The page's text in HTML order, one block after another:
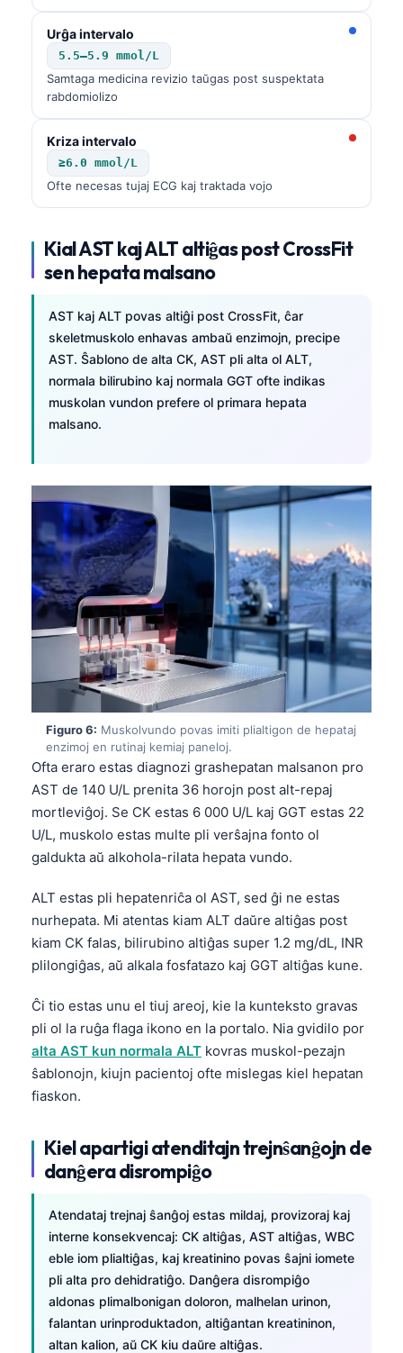
Urĝa intervalo
5.5–5.9 mmol/L
Samtaga medicina revizio taŭgas post suspektata
rabdomiolizo
Kriza intervalo
≥6.0 mmol/L
Ofte necesas tujaj ECG kaj traktada vojo
Kial AST kaj ALT altiĝas post CrossFit
sen hepata malsano
AST kaj ALT povas altiĝi post CrossFit, ĉar
skeletmuskolo enhavas ambaŭ enzimojn, precipe
AST. Ŝablono de alta CK, AST pli alta ol ALT,
normala bilirubino kaj normala GGT ofte indikas
muskolan vundon prefere ol primara hepata
malsano.
Figuro 6: Muskolvundo povas imiti plialtigon de hepataj
enzimoj en rutinaj kemiaj paneloj.
Ofta eraro estas diagnozi grashepatan malsanon pro
AST de 140 U/L prenita 36 horojn post alt-repaj
mortleviĝoj. Se CK estas 6 000 U/L kaj GGT estas 22
U/L, muskolo estas multe pli verŝajna fonto ol
galdukta aŭ alkohola-rilata hepata vundo.
ALT estas pli hepatenriĉa ol AST, sed ĝi ne estas
nurhepata. Mi atentas kiam ALT daŭre altiĝas post
kiam CK falas, bilirubino altiĝas super 1.2 mg/dL, INR
plilongiĝas, aŭ alkala fosfatazo kaj GGT altiĝas kune.
Ĉi tio estas unu el tiuj areoj, kie la kunteksto gravas
pli ol la ruĝa flaga ikono en la portalo. Nia gvidilo por
alta AST kun normala ALT kovras muskol-pezajn
ŝablonojn, kiujn pacientoj ofte mislegas kiel hepatan
fiaskon.
Kiel apartigi atenditajn trejnŝanĝojn de
danĝera disrompiĝo
Atendataj trejnaj ŝanĝoj estas mildaj, provizoraj kaj
interne konsekvencaj: CK altiĝas, AST altiĝas, WBC
eble iom plialtiĝas, kaj kreatinino povas ŝajni iomete
pli alta pro dehidratiĝo. Danĝera disrompiĝo
aldonas plimalbonigan doloron, malhelan urinon,
falantan urinproduktadon, altiĝantan kreatininon,
altan kalion, aŭ CK kiu daŭre altiĝas.
অসমীয়া
Galego
Latviešu valoda
Македонски јазик
Euskara
Gàidhlig
Occitan
Afrikaans
ພາສາລາວ
Basa Jawa
Cebuano
ئۇيغۇرچە
Кыргызча
Беларуская мова
Frysk
Ślōnskŏ gŏdka
Norsk bokmål